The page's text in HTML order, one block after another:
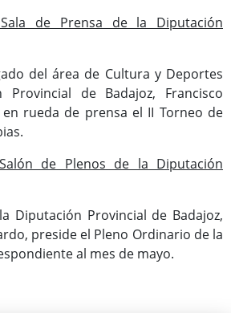
Sala de Prensa de la Diputación
del área de Cultura y Deportes
de Badajoz, Francisco
rueda de prensa el II Torneo de
Salón de Plenos de la Diputación
Diputación Provincial de Badajoz,
preside el Pleno Ordinario de la
al mes de mayo.